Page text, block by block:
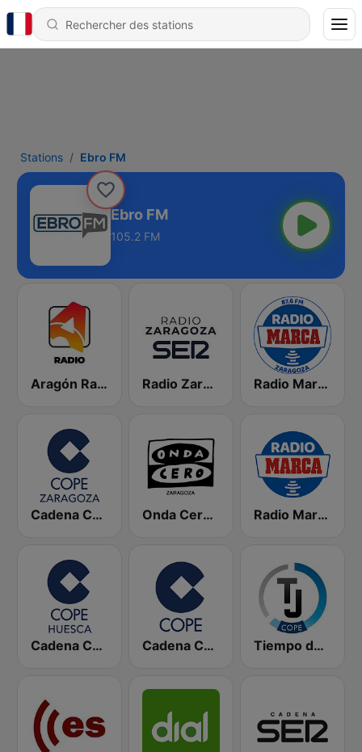
Stations Ebro FM
Ebro FM
105.2 FM
Aragón Radio Radio Zaragoza SER Radio Marca Zaragoza
Cadena COPE Zaragoza Onda Cero Zaragoza Radio Marca Nacional
Cadena COPE Huesca Cadena COPE Tiempo de Juego Cope Directo 2